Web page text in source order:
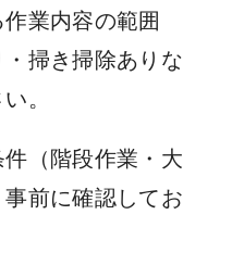
業内容の範囲
・掃き掃除ありな
。
（階段作業・大
前に確認してお